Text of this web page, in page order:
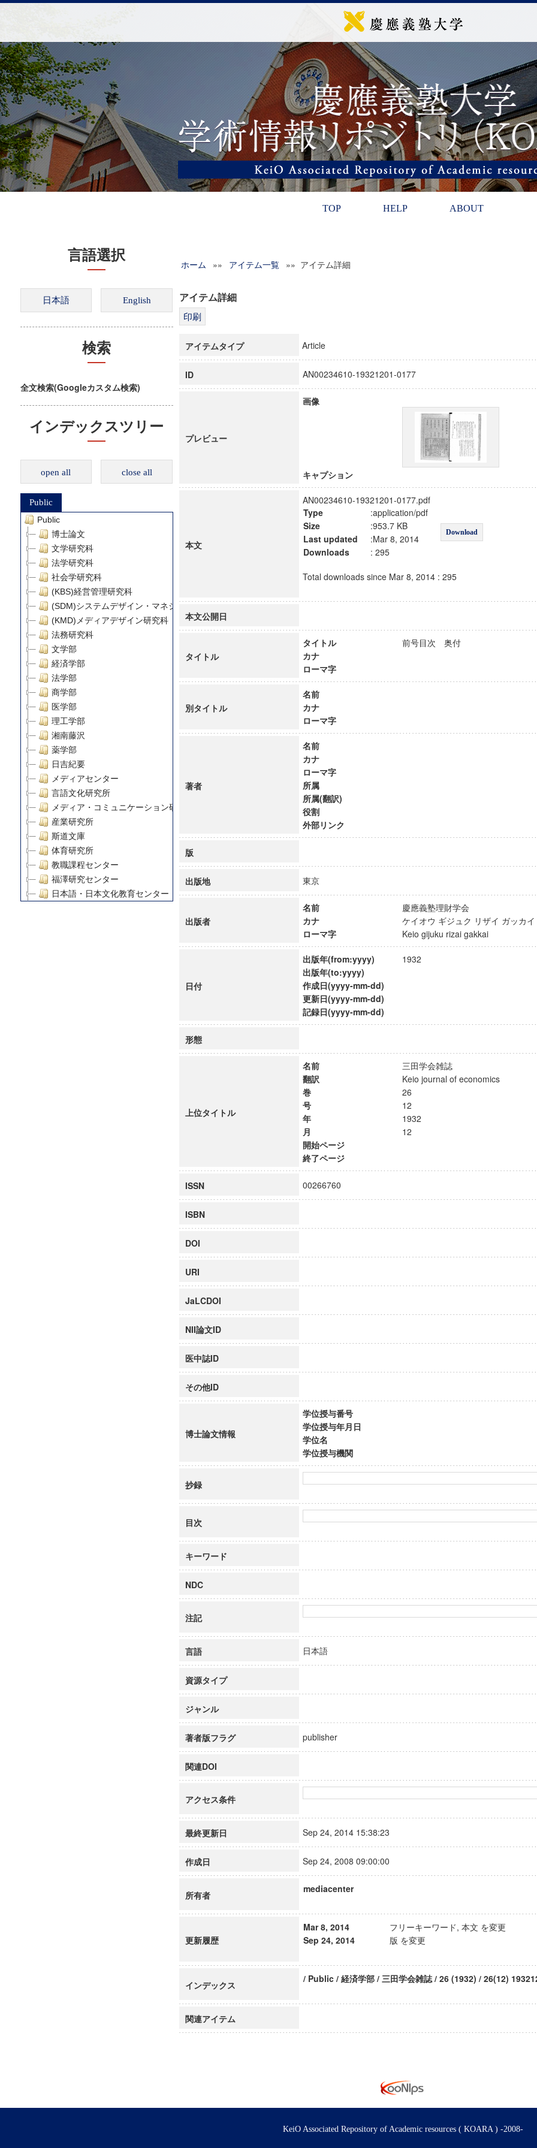
TOP HELP ABOUT
言語選択
検索
全文検索(Googleカスタム検索)
インデックスツリー
open all close all
Public
Public
博士論文
文学研究科
法学研究科
社会学研究科
(KBS)経営管理研究科
(SDM)システムデザイン・マネジメント研究科
(KMD)メディアデザイン研究科
法務研究科
文学部
経済学部
法学部
商学部
医学部
理工学部
湘南藤沢
薬学部
日吉紀要
メディアセンター
言語文化研究所
メディア・コミュニケーション研究所
産業研究所
斯道文庫
体育研究所
教職課程センター
福澤研究センター
日本語・日本文化教育センター
慶應義塾大学グローバルCOEプログラム市民社会ガバナンス教育研究センター
慶應義塾大学グローバルCOEプログラム論理と感性の先端的教育研究拠点
博士課程教育リーディングプログラム「超成熟社会発展のサイエンス」
ホーム »» アイテム一覧 »» アイテム詳細
アイテム詳細
アイテムタイプ Article
ID AN00234610-19321201-0177
プレビュー
画像
キャプション
本文
AN00234610-19321201-0177.pdf
Type
:application/pdf
Download
Size
:953.7 KB
Last updated
:Mar 8, 2014
Downloads
: 295
Total downloads since Mar 8, 2014 : 295
本文公開日
タイトル
タイトル
前号目次 奥付
カナ
ローマ字
別タイトル
名前
カナ
ローマ字
著者
名前
カナ
ローマ字
所属
所属(翻訳)
役割
外部リンク
版
出版地 東京
出版者
名前
慶應義塾理財学会
カナ
ケイオウ ギジュク リザイ ガッ
ローマ字
Keio gijuku rizai gakkai
日付
出版年(from:yyyy)
1932
出版年(to:yyyy)
作成日(yyyy-mm-dd)
更新日(yyyy-mm-dd)
記録日(yyyy-mm-dd)
形態
上位タイトル
名前
三田学会雑誌
翻訳
Keio journal of economics
巻
26
号
12
年
1932
月
12
開始ページ
終了ページ
ISSN 00266760
ISBN
DOI
URI
JaLCDOI
NII論文ID
医中誌ID
その他ID
博士論文情報
学位授与番号
学位授与年月日
学位名
学位授与機関
抄録
目次
キーワード
NDC
注記
言語 日本語
資源タイプ
ジャンル
著者版フラグ publisher
関連DOI
アクセス条件
最終更新日 Sep 24, 2014 15:38:23
作成日 Sep 24, 2008 09:00:00
所有者
mediacenter
更新履歴
Mar 8, 2014
フリーキーワード, 本文 を変更
Sep 24, 2014
版 を変更
インデックス
/ Public / 経済学部 / 三田学会雑誌 / 26 (1932) / 26(12)
関連アイテム
KeiO Associated Repository of Academic resources ( KOARA ) -2008-